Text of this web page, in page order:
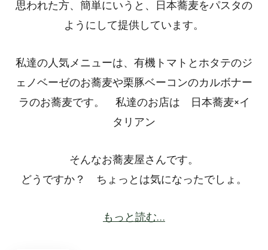
思われた方、簡単にいうと、日本蕎麦をパスタの
ようにして提供しています。
私達の人気メニューは、有機トマトとホタテのジ
ェノベーゼのお蕎麦や栗豚ベーコンのカルボナー
ラのお蕎麦です。 私達のお店は 日本蕎麦×イ
タリアン
そんなお蕎麦屋さんです。
どうですか？ ちょっとは気になったでしょ。
もっと読む…